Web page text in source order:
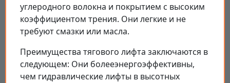
углеродного волокна и покрытием с высоким
коэффициентом трения. Они легкие и не
требуют смазки или масла.
Преимущества тягового лифта заключаются в
следующем: Они болееэнергоэффективны,
чем гидравлические лифты в высотных